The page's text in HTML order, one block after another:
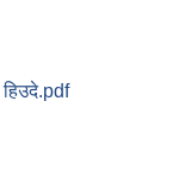
हिउदे.pdf